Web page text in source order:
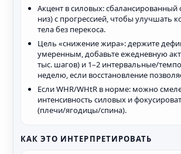
Акцент в силовых: сбалансированный
низ) с прогрессией, чтобы улучшать
тела без перекоса.
Цель «снижение жира»: держите
умеренным, добавьте ежедневную
тыс. шагов) и 1–2 интервальные/
неделю, если восстановление
Если WHR/WHtR в норме: можно
интенсивность силовых и
(плечи/ягодицы/спина).
КАК ЭТО ИНТЕРПРЕТИРОВАТЬ